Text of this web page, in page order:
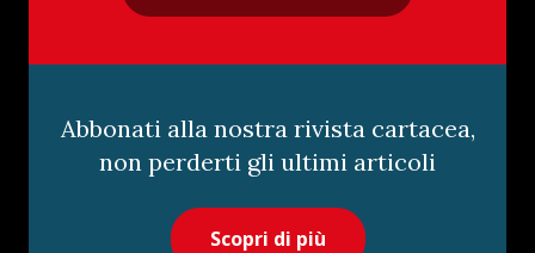
Abbonati alla nostra rivista cartacea,
non perderti gli ultimi articoli
Scopri di più